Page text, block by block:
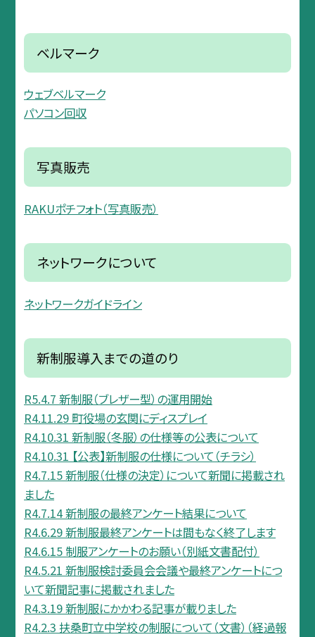
ベルマーク
ウェブベルマーク
パソコン回収
写真販売
RAKUポチフォト（写真販売）
ネットワークについて
ネットワークガイドライン
新制服導入までの道のり
R5.4.7 新制服（ブレザー型）の運用開始
R4.11.29 町役場の玄関にディスプレイ
R4.10.31 新制服（冬服）の仕様等の公表について
R4.10.31 【公表】新制服の仕様について（チラシ）
R4.7.15 新制服（仕様の決定）について新聞に掲載され
ました
R4.7.14 新制服の最終アンケート結果について
R4.6.29 新制服最終アンケートは間もなく終了します
R4.6.15 制服アンケートのお願い（別紙文書配付）
R4.5.21 新制服検討委員会会議や最終アンケートにつ
いて新聞記事に掲載されました
R4.3.19 新制服にかかわる記事が載りました
R4.2.3 扶桑町立中学校の制服について（文書）（経過報